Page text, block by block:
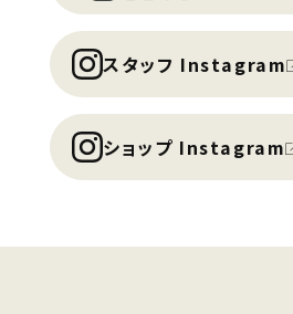
スタッフ Instagram
ショップ Instagram